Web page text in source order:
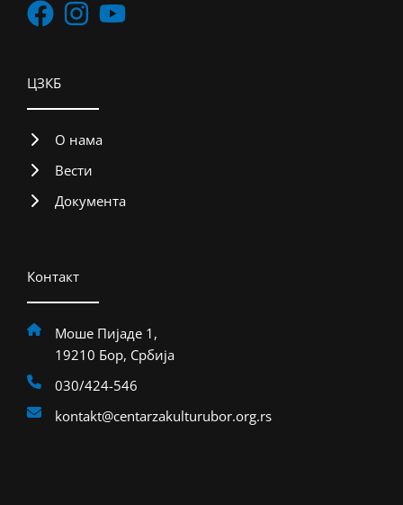
ЦЗКБ
О нама
Вести
Документа
Контакт
Моше Пијаде 1,
19210 Бор, Србија
030/424-546
kontakt@centarzakulturubor.org.rs